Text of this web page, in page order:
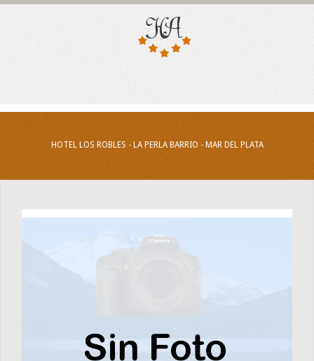
HOTEL LOS ROBLES - LA PERLA BARRIO - MAR DEL PLATA